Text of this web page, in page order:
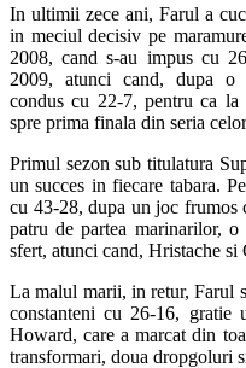
In ultimii zece ani, Farul a
in meciul decisiv pe
2008, cand s-au impus cu
2009, atunci cand, dupa o
condus cu 22-7, pentru ca
spre prima finala din seria
Primul sezon sub titulatura
un succes in fiecare tabara.
cu 43-28, dupa un joc frumos
patru de partea marinarilor,
sfert, atunci cand, Hristache si
La malul marii, in retur, Farul
constanteni cu 26-16, gratie
Howard, care a marcat din
transformari, doua dropgoluri